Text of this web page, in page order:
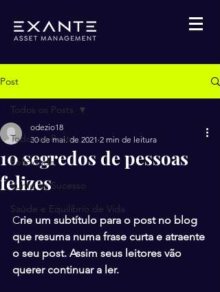
Post
Todos os Posts
Felicidade
Rumo ao Sucesso
Saúde e Equilíbrio de Vida
Todos os Posts
10 segredos de pessoas
felizes
odezio18
30 de mai. de 2021 2 min de leitura
Crie um subtítulo para o post no blog
que resuma numa frase curta e atraente
o seu post. Assim seus leitores vão
querer continuar a ler.